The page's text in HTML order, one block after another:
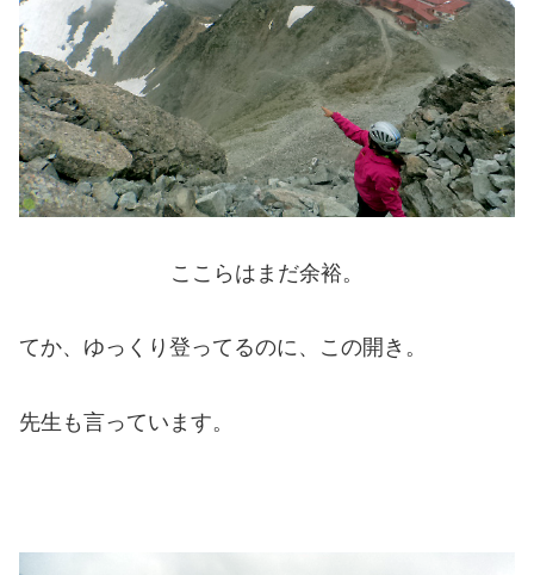
ここらはまだ余裕。
てか、ゆっくり登ってるのに、この開き。
先生も言っています。